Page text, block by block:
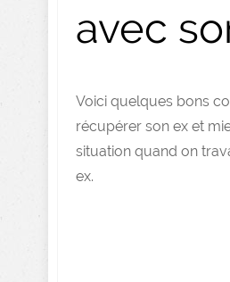
avec
Voici quelques bons
récupérer son ex et
situation quand on
ex.